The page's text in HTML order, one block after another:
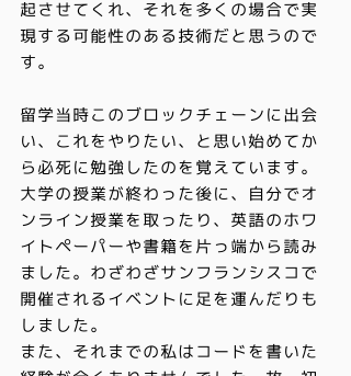
起させてくれ、それを多くの場合で実
現する可能性のある技術だと思うので
す。
留学当時このブロックチェーンに出会
い、これをやりたい、と思い始めてか
ら必死に勉強したのを覚えています。
大学の授業が終わった後に、自分でオ
ンライン授業を取ったり、英語のホワ
イトペーパーや書籍を片っ端から読み
ました。わざわざサンフランシスコで
開催されるイベントに足を運んだりも
しました。
また、それまでの私はコードを書いた